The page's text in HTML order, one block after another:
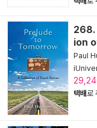
ion
Paul
택배로